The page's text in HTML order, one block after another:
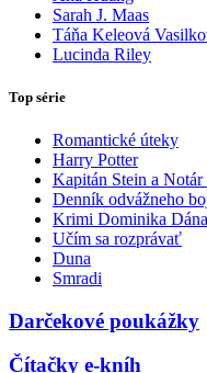
Sarah J. Maas
Táňa Keleová
Lucinda Riley
Top série
Romantické úteky
Harry Potter
Kapitán Stein a
Denník odvážneho
Krimi Dominika Dána
Učím sa rozprávať
Duna
Smradi
Darčekové poukážky
Čítačky e-kníh